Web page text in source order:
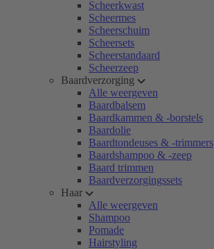
Scheerkwast
Scheermes
Scheerschuim
Scheersets
Scheerstandaard
Scheerzeep
Baardverzorging
Alle weergeven
Baardbalsem
Baardkammen & -borstels
Baardolie
Baardtondeuses & -trimmers
Baardshampoo & -zeep
Baard trimmen
Baardverzorgingssets
Haar
Alle weergeven
Shampoo
Pomade
Hairstyling